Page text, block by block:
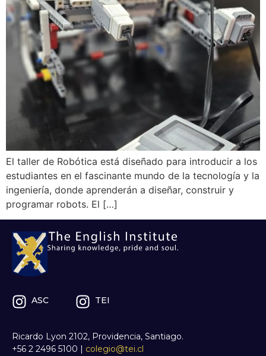
El taller de Robótica está diseñado para introducir a los
estudiantes en el fascinante mundo de la tecnología y la
ingeniería, donde aprenderán a diseñar, construir y
programar robots. El […]
ASC TEI
Ricardo Lyon 2102, Providencia, Santiago.
+56 2 2496 5100
colegio@tei.cl